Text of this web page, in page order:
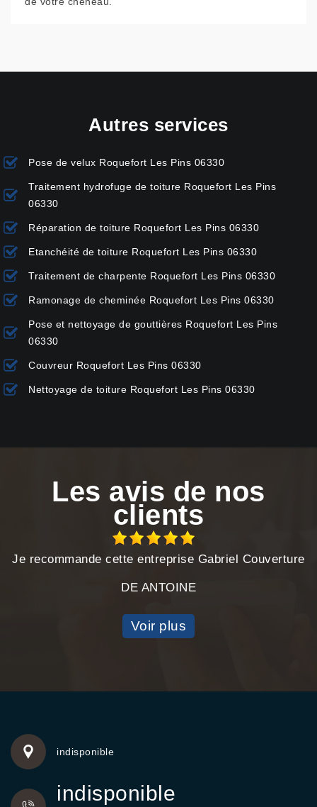
Autres services
Pose de velux Roquefort Les Pins 06330
Traitement hydrofuge de toiture Roquefort Les Pins
06330
Réparation de toiture Roquefort Les Pins 06330
Etanchéité de toiture Roquefort Les Pins 06330
Traitement de charpente Roquefort Les Pins 06330
Ramonage de cheminée Roquefort Les Pins 06330
Pose et nettoyage de gouttières Roquefort Les Pins
06330
Couvreur Roquefort Les Pins 06330
Nettoyage de toiture Roquefort Les Pins 06330
Les avis de nos
clients
Je recommande cette entreprise Gabriel Couverture
DE ANTOINE
Voir plus
indisponible
indisponible